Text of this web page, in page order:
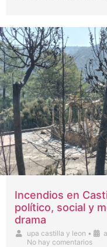
Incendios en
político, social y
drama
upa castilla y leon •
No hay comentarios